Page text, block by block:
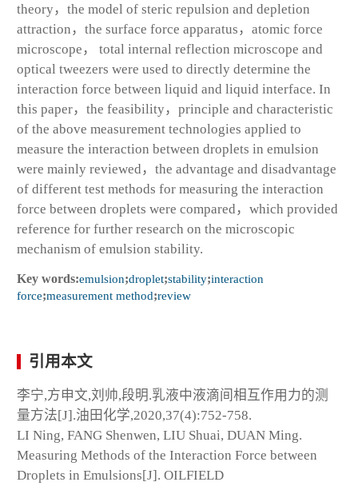
theory，the model of steric repulsion and depletion
attraction，the surface force apparatus，atomic force
microscope， total internal reflection microscope and
optical tweezers were used to directly determine the
interaction force between liquid and liquid interface. In
this paper，the feasibility，principle and characteristic
of the above measurement technologies applied to
measure the interaction between droplets in emulsion
were mainly reviewed，the advantage and disadvantage
of different test methods for measuring the interaction
force between droplets were compared，which provided
reference for further research on the microscopic
mechanism of emulsion stability.
Key words:emulsion;droplet;stability;interaction
force;measurement method;review
引用本文
李宁,方申文,刘帅,段明.乳液中液滴间相互作用力的测
量方法[J].油田化学,2020,37(4):752-758.
LI Ning, FANG Shenwen, LIU Shuai, DUAN Ming.
Measuring Methods of the Interaction Force between
Droplets in Emulsions[J]. OILFIELD